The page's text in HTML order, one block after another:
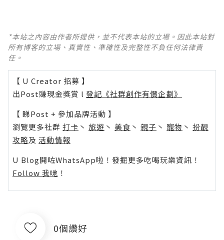
*本站之內容由作者所提供，並不代表本站的立場。因此本站對
所有博客的立場、真實性、準確性及完整性不負任何法律責
任。
【 U Creator 招募 】
出Post賺現金獎賞 l 登記《社群創作有價企劃》
【 睇Post + 參加品牌活動 】
瀏覽更多社群 打卡 丶 旅遊 丶 美食 丶 親子 丶 寵物 丶 扮靚
攻略及 活動情報
U Blog開咗WhatsApp啦！發掘更多吃喝玩樂資訊！
Follow 我哋 ！
0個讚好